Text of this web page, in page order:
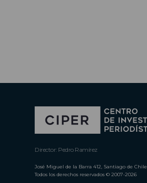
Director: Pedro Ramírez
José Miguel de la Barra 412, Santiago de Chile
Todos los derechos reservados © 2007-2026